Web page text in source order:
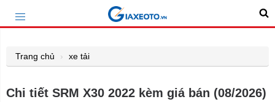
Trang chủ xe tải
Chi tiết SRM X30 2022 kèm giá bán (08/2026)